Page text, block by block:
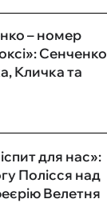
– номер
Сенченко
Кличка та
для нас»:
Полісся над
Велетня